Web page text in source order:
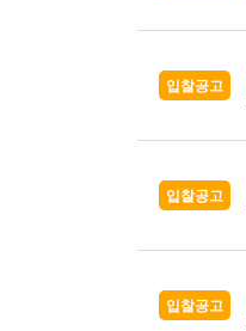
입찰공고
입찰공고
입찰공고